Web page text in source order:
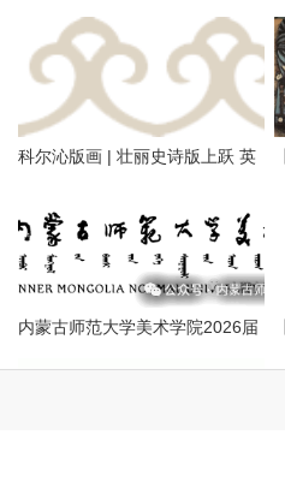
中旗版画家李忠斌作品赏析
科尔沁版画 | 壮丽史诗版上跃 英
内蒙古师范大学美术学院2026届
本科生毕业作品展美术学专业